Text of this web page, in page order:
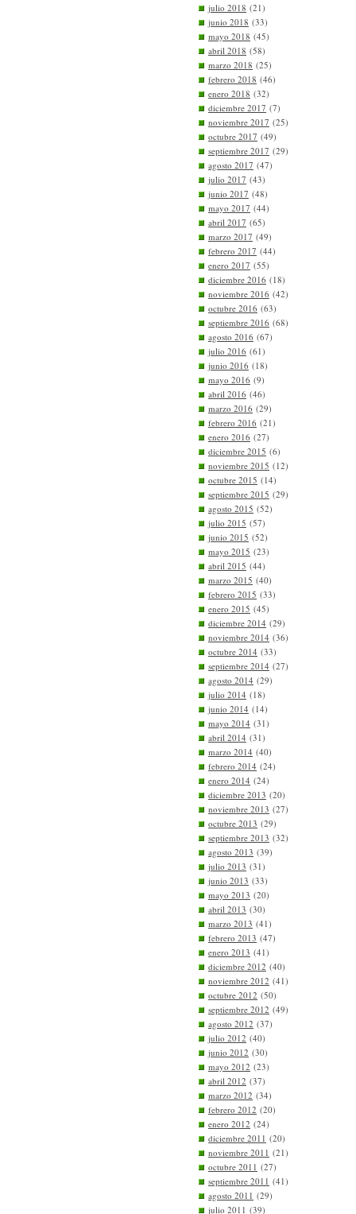
julio 2018 (21)
junio 2018 (33)
mayo 2018 (45)
abril 2018 (58)
marzo 2018 (25)
febrero 2018 (46)
enero 2018 (32)
diciembre 2017 (7)
noviembre 2017 (25)
octubre 2017 (49)
septiembre 2017 (29)
agosto 2017 (47)
julio 2017 (43)
junio 2017 (48)
mayo 2017 (44)
abril 2017 (65)
marzo 2017 (49)
febrero 2017 (44)
enero 2017 (55)
diciembre 2016 (18)
noviembre 2016 (42)
octubre 2016 (63)
septiembre 2016 (68)
agosto 2016 (67)
julio 2016 (61)
junio 2016 (18)
mayo 2016 (9)
abril 2016 (46)
marzo 2016 (29)
febrero 2016 (21)
enero 2016 (27)
diciembre 2015 (6)
noviembre 2015 (12)
octubre 2015 (14)
septiembre 2015 (29)
agosto 2015 (52)
julio 2015 (57)
junio 2015 (52)
mayo 2015 (23)
abril 2015 (44)
marzo 2015 (40)
febrero 2015 (33)
enero 2015 (45)
diciembre 2014 (29)
noviembre 2014 (36)
octubre 2014 (33)
septiembre 2014 (27)
agosto 2014 (29)
julio 2014 (18)
junio 2014 (14)
mayo 2014 (31)
abril 2014 (31)
marzo 2014 (40)
febrero 2014 (24)
enero 2014 (24)
diciembre 2013 (20)
noviembre 2013 (27)
octubre 2013 (29)
septiembre 2013 (32)
agosto 2013 (39)
julio 2013 (31)
junio 2013 (33)
mayo 2013 (20)
abril 2013 (30)
marzo 2013 (41)
febrero 2013 (47)
enero 2013 (41)
diciembre 2012 (40)
noviembre 2012 (41)
octubre 2012 (50)
septiembre 2012 (49)
agosto 2012 (37)
julio 2012 (40)
junio 2012 (30)
mayo 2012 (23)
abril 2012 (37)
marzo 2012 (34)
febrero 2012 (20)
enero 2012 (24)
diciembre 2011 (20)
noviembre 2011 (21)
octubre 2011 (27)
septiembre 2011 (41)
agosto 2011 (29)
julio 2011 (39)